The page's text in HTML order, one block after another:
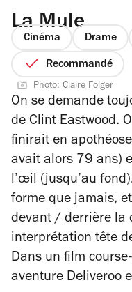
La Mule
Cinéma Drame
Recommandé
Photo: Claire Folger
On se demande
de Clint Eastwood.
finirait en
avait alors 79 ans)
l’œil (jusqu’au
forme que jamais,
devant / derrière la
interprétation tête
Dans un film
aventure Deliveroo